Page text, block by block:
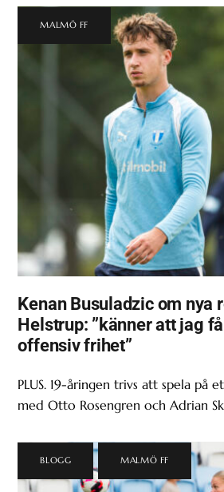
MALMÖ FF
Kenan Busuladzic om nya
Helstrup: ”känner att jag
offensiv frihet”
PLUS. 19-åringen trivs att spela på
med Otto Rosengren och Adrian
BLOGG MALMÖ FF